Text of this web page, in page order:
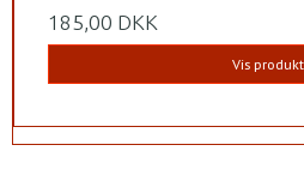
185,00 DKK
Vis produkt